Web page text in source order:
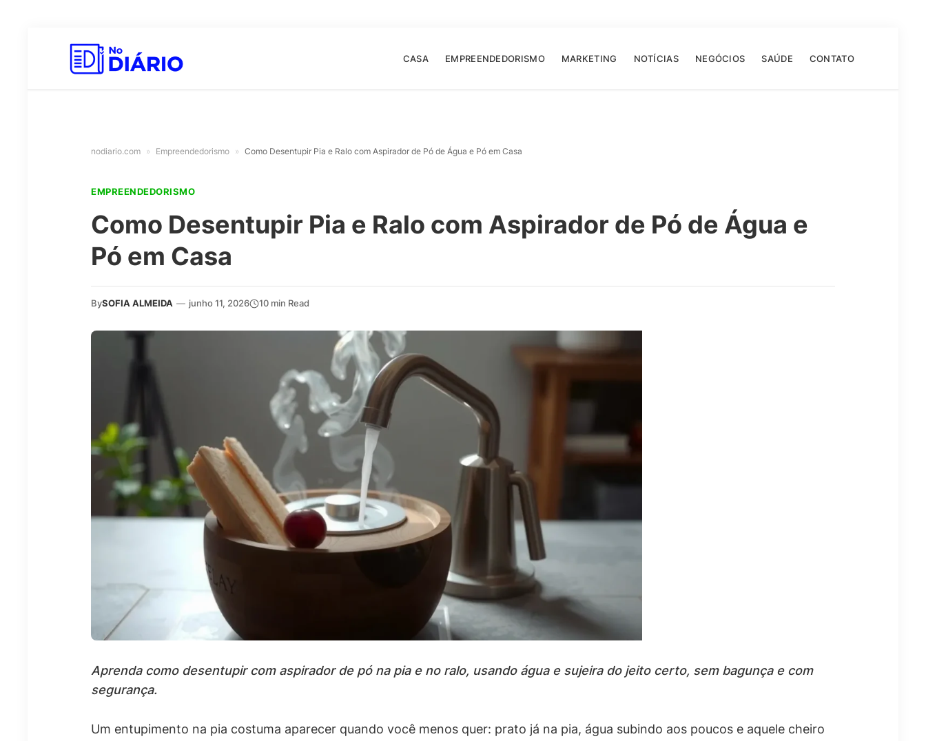
CASA EMPREENDEDORISMO MARKETING NOTÍCIAS NEGÓCIOS SAÚDE CONTATO
nodiario.com » Empreendedorismo » Como Desentupir Pia e Ralo com Aspirador de Pó de Água e Pó em Casa
EMPREENDEDORISMO
Como Desentupir Pia e Ralo com Aspirador de Pó de Água e
Pó em Casa
BySOFIA ALMEIDA — junho 11, 2026 10 min Read
Aprenda como desentupir com aspirador de pó na pia e no ralo, usando água e sujeira do jeito certo, sem bagunça e com
segurança.
Um entupimento na pia costuma aparecer quando você menos quer: prato já na pia, água subindo aos poucos e aquele cheiro